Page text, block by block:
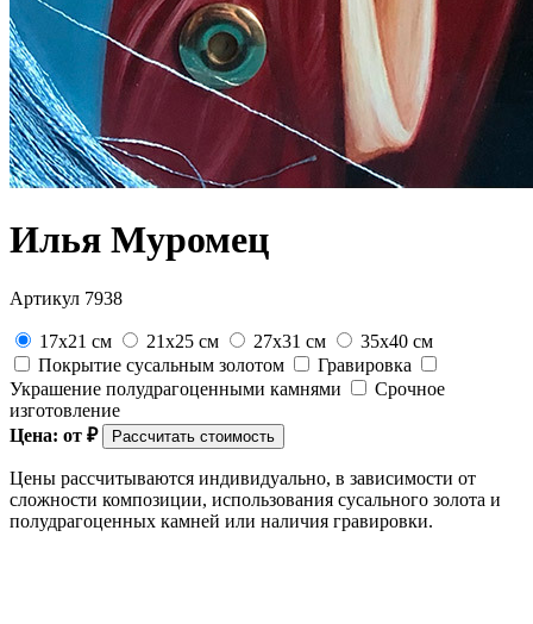
Илья Муромец
Артикул 7938
17x21 см 21x25 см 27x31 см
35x40 см
Покрытие сусальным золотом
Гравировка
Украшение полудрагоценными камнями
Срочное
изготовление
Цена: от ₽ Рассчитать стоимость
Цены рассчитываются индивидуально, в зависимости от
сложности композиции, использования сусального золота и
полудрагоценных камней или наличия гравировки.